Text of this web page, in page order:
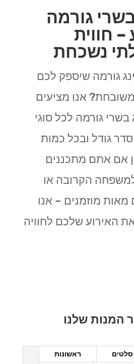
גורמה
– חווית
נשכחת
גורמה שיספק לכם
משובחת? אנו מציעים
בשרי גורמה לכל סוגי
גודל ובכל כמות
אם אתם מתכננים
למשפחה הקרובה או
מאות מוזמנים – אנו
האירוע שלכם לחוויה
המנות שלנו
סלטים
ראשונות